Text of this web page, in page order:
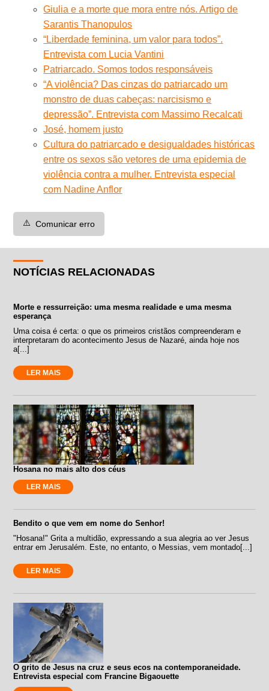
Giulia e a morte que mora entre nós. Artigo de
Sarantis Thanopulos
“Liberdade feminina, um valor para todos”.
Entrevista com Lucia Vantini
Patriarcado. Somos todos responsáveis
“A violência? Das cinzas do patriarcado um
monstro de duas cabeças: narcisismo e
depressão”. Entrevista com Massimo Recalcati
José, homem justo
Cultura do patriarcado e desigualdades históricas
entre os sexos são vetores de uma epidemia de
violência contra a mulher. Entrevista especial
com Nadine Anflor
⚠️ Comunicar erro
NOTÍCIAS RELACIONADAS
Morte e ressurreição: uma mesma realidade e uma mesma
esperança
Uma coisa é certa: o que os primeiros cristãos compreenderam e
interpretaram do acontecimento Jesus de Nazaré, ainda hoje nos
a[...]
LER MAIS
Hosana no mais alto dos céus
LER MAIS
Bendito o que vem em nome do Senhor!
"Hosana!" Grita a multidão, expressando a sua alegria ao ver Jesus
entrar em Jerusalém. Este, no entanto, o Messias, vem montado[...]
LER MAIS
O grito de Jesus na cruz e seus ecos na contemporaneidade.
Entrevista especial com Francine Bigaouette